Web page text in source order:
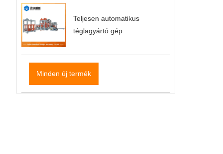
Teljesen automatikus
téglagyártó gép
Minden új termék